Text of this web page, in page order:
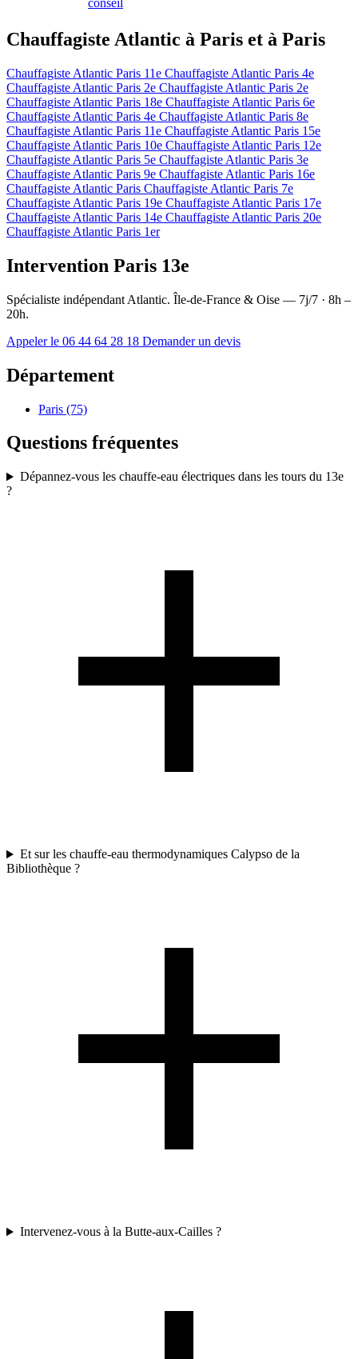
conseil
Chauffagiste Atlantic à Paris et à Paris
Chauffagiste Atlantic Paris 11e Chauffagiste Atlantic Paris 4e
Chauffagiste Atlantic Paris 2e Chauffagiste Atlantic Paris 2e
Chauffagiste Atlantic Paris 18e Chauffagiste Atlantic Paris 6e
Chauffagiste Atlantic Paris 4e Chauffagiste Atlantic Paris 8e
Chauffagiste Atlantic Paris 11e Chauffagiste Atlantic Paris 15e
Chauffagiste Atlantic Paris 10e Chauffagiste Atlantic Paris 12e
Chauffagiste Atlantic Paris 5e Chauffagiste Atlantic Paris 3e
Chauffagiste Atlantic Paris 9e Chauffagiste Atlantic Paris 16e
Chauffagiste Atlantic Paris Chauffagiste Atlantic Paris 7e
Chauffagiste Atlantic Paris 19e Chauffagiste Atlantic Paris 17e
Chauffagiste Atlantic Paris 14e Chauffagiste Atlantic Paris 20e
Chauffagiste Atlantic Paris 1er
Intervention Paris 13e
Spécialiste indépendant Atlantic. Île-de-France & Oise — 7j/7 · 8h –
20h.
Appeler le 06 44 64 28 18 Demander un devis
Département
Paris (75)
Questions fréquentes
Dépannez-vous les chauffe-eau électriques dans les tours du 13e
?
Et sur les chauffe-eau thermodynamiques Calypso de la
Bibliothèque ?
Intervenez-vous à la Butte-aux-Cailles ?